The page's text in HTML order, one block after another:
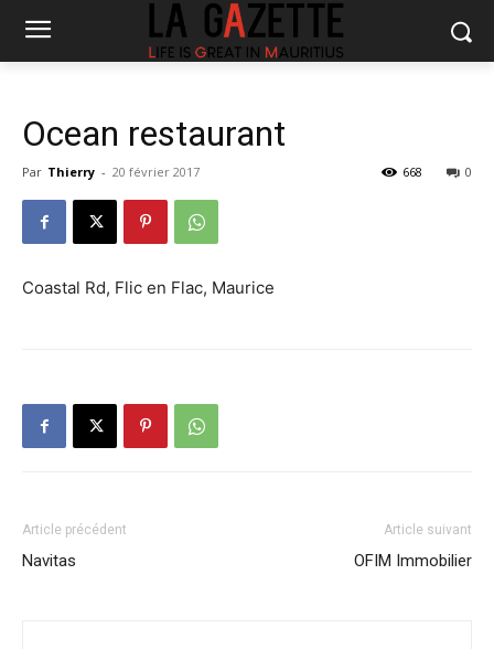
Ocean restaurant
Par Thierry - 20 février 2017 0
668
Coastal Rd, Flic en Flac, Maurice
Article précédent
Navitas
Article suivant
OFIM Immobilier